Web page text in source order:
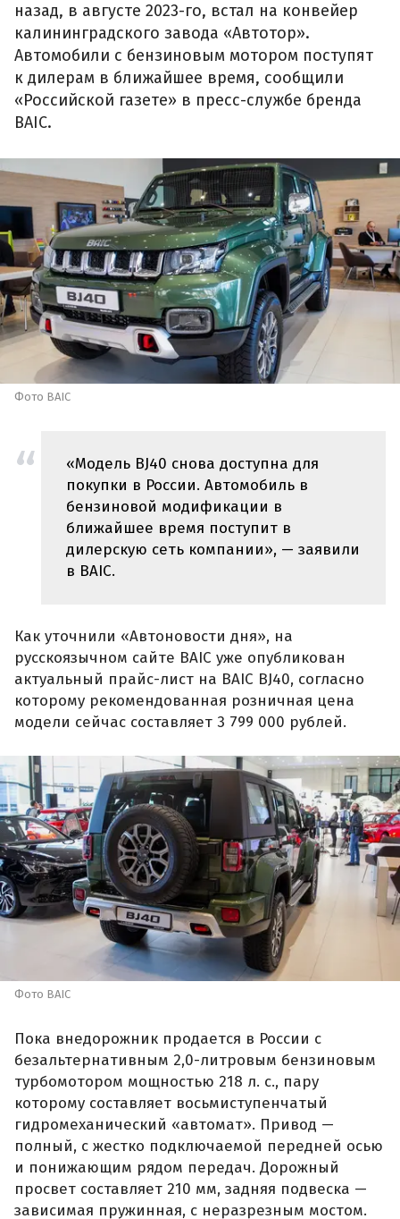
назад, в августе 2023-го, встал на конвейер
калининградского завода «Автотор».
Автомобили с бензиновым мотором поступят
к дилерам в ближайшее время, сообщили
«Российской газете» в пресс-службе бренда
BAIC.
Фото BAIC
«Модель BJ40 снова доступна для
покупки в России. Автомобиль в
бензиновой модификации в
ближайшее время поступит в
дилерскую сеть компании», — заявили
в BAIC.
Как уточнили «Автоновости дня», на
русскоязычном сайте BAIC уже опубликован
актуальный прайс-лист на BAIC BJ40, согласно
которому рекомендованная розничная цена
модели сейчас составляет 3 799 000 рублей.
Фото BAIC
Пока внедорожник продается в России с
безальтернативным 2,0-литровым бензиновым
турбомотором мощностью 218 л. с., пару
которому составляет восьмиступенчатый
гидромеханический «автомат». Привод —
полный, с жестко подключаемой передней осью
и понижающим рядом передач. Дорожный
просвет составляет 210 мм, задняя подвеска —
зависимая пружинная, с неразрезным мостом.